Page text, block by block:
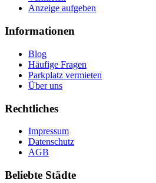
Anzeige aufgeben
Informationen
Blog
Häufige Fragen
Parkplatz vermieten
Über uns
Rechtliches
Impressum
Datenschutz
AGB
Beliebte Städte